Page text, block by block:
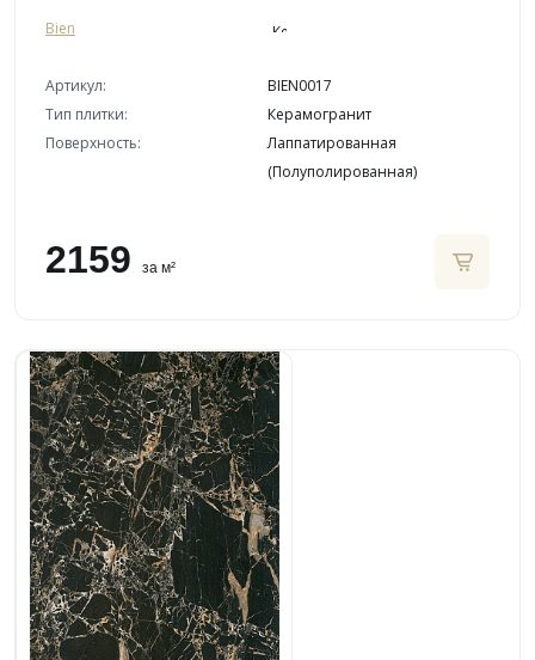
Bien
Артикул:
BIEN0017
Тип плитки:
Керамогранит
Поверхность:
Лаппатированная
(Полуполированная)
2159 за м²